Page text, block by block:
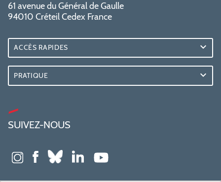
61 avenue du Général de Gaulle
94010 Créteil Cedex France
ACCÈS RAPIDES
PRATIQUE
SUIVEZ-NOUS